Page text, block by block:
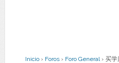
Inicio › Foros › Foro General › 买学